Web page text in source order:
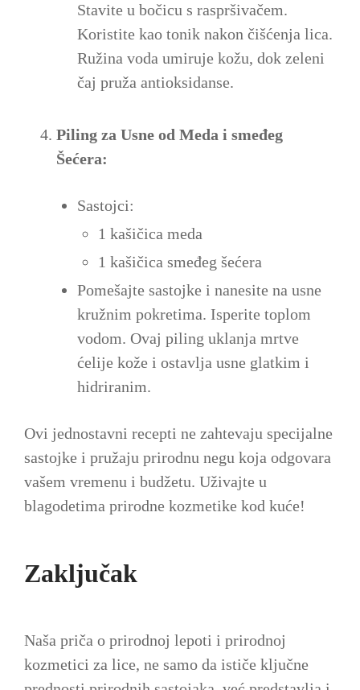
Stavite u bočicu s raspršivačem.
Koristite kao tonik nakon čišćenja lica.
Ružina voda umiruje kožu, dok zeleni
čaj pruža antioksidanse.
Piling za Usne od Meda i smeđeg
Šećera:
Sastojci:
1 kašičica meda
1 kašičica smeđeg šećera
Pomešajte sastojke i nanesite na usne
kružnim pokretima. Isperite toplom
vodom. Ovaj piling uklanja mrtve
ćelije kože i ostavlja usne glatkim i
hidriranim.
Ovi jednostavni recepti ne zahtevaju specijalne
sastojke i pružaju prirodnu negu koja odgovara
vašem vremenu i budžetu. Uživajte u
blagodetima prirodne kozmetike kod kuće!
Zaključak
Naša priča o prirodnoj lepoti i prirodnoj
kozmetici za lice, ne samo da ističe ključne